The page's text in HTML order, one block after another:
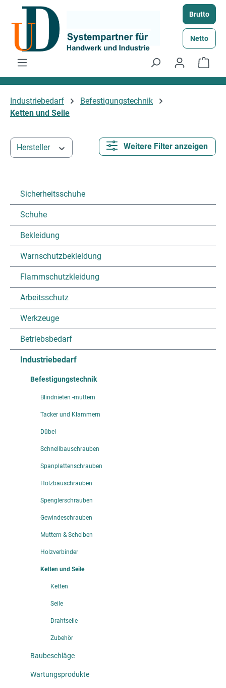
Zum Hauptinhalt springen Brutto
Netto
Industriebedarf
Befestigungstechnik
Ketten und Seile
Hersteller Weitere Filter anzeigen
Sicherheitsschuhe
Schuhe
Bekleidung
Warnschutzbekleidung
Flammschutzkleidung
Arbeitsschutz
Werkzeuge
Betriebsbedarf
Industriebedarf
Befestigungstechnik
Blindnieten -muttern
Tacker und Klammern
Dübel
Schnellbauschrauben
Spanplattenschrauben
Holzbauschrauben
Spenglerschrauben
Gewindeschrauben
Muttern & Scheiben
Holzverbinder
Ketten und Seile
Ketten
Seile
Drahtseile
Zubehör
Baubeschläge
Wartungsprodukte